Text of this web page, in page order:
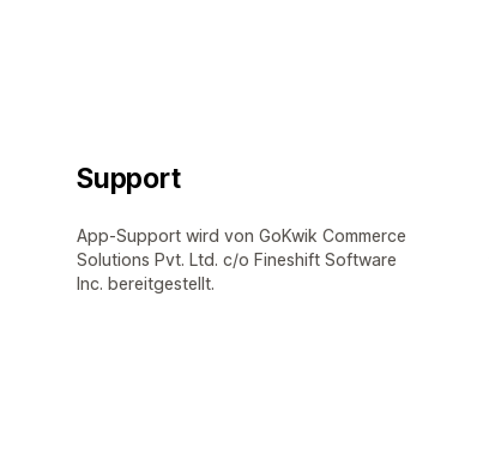
Support
App-Support wird von GoKwik Commerce
Solutions Pvt. Ltd. c/o Fineshift Software
Inc. bereitgestellt.